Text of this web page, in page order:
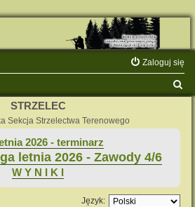
Zaloguj się
STRZELEC
Sekcja Strzelectwa Terenowego
2026 - terminarz
letnia 2026 - Zawody 4/6
W Y N I K I
Język: